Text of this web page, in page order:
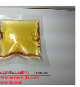
, skutki
sildenafilu ,
cytrynianu
, zastosowanie
sildenafilu , cytrynian